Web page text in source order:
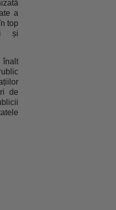
a
top
și
de